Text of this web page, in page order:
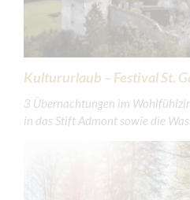
Kultururlaub – Festival St.
3 Übernachtungen im
in das Stift Admont sowie die